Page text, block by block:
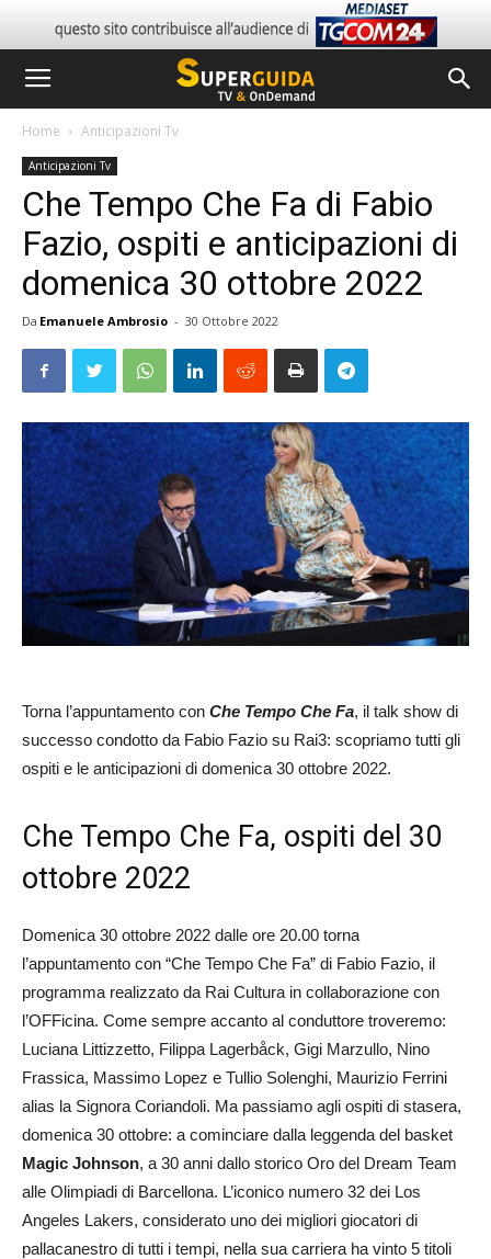
Home Anticipazioni Tv
Anticipazioni Tv
Che Tempo Che Fa di Fabio
Fazio, ospiti e anticipazioni di
domenica 30 ottobre 2022
Da Emanuele Ambrosio - 30 Ottobre 2022
Torna l’appuntamento con Che Tempo Che Fa, il talk show di
successo condotto da Fabio Fazio su Rai3: scopriamo tutti gli
ospiti e le anticipazioni di domenica 30 ottobre 2022.
Che Tempo Che Fa, ospiti del 30
ottobre 2022
Domenica 30 ottobre 2022 dalle ore 20.00 torna
l’appuntamento con “Che Tempo Che Fa” di Fabio Fazio, il
programma realizzato da Rai Cultura in collaborazione con
l’OFFicina. Come sempre accanto al conduttore troveremo:
Luciana Littizzetto, Filippa Lagerbåck, Gigi Marzullo, Nino
Frassica, Massimo Lopez e Tullio Solenghi, Maurizio Ferrini
alias la Signora Coriandoli. Ma passiamo agli ospiti di stasera,
domenica 30 ottobre: a cominciare dalla leggenda del basket
Magic Johnson, a 30 anni dallo storico Oro del Dream Team
alle Olimpiadi di Barcellona. L’iconico numero 32 dei Los
Angeles Lakers, considerato uno dei migliori giocatori di
pallacanestro di tutti i tempi, nella sua carriera ha vinto 5 titoli